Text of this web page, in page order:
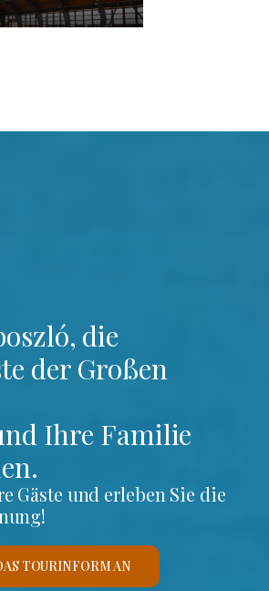
die
der Großen
Ihre Familie
Gäste und erleben Sie die
TOURINFORM AN